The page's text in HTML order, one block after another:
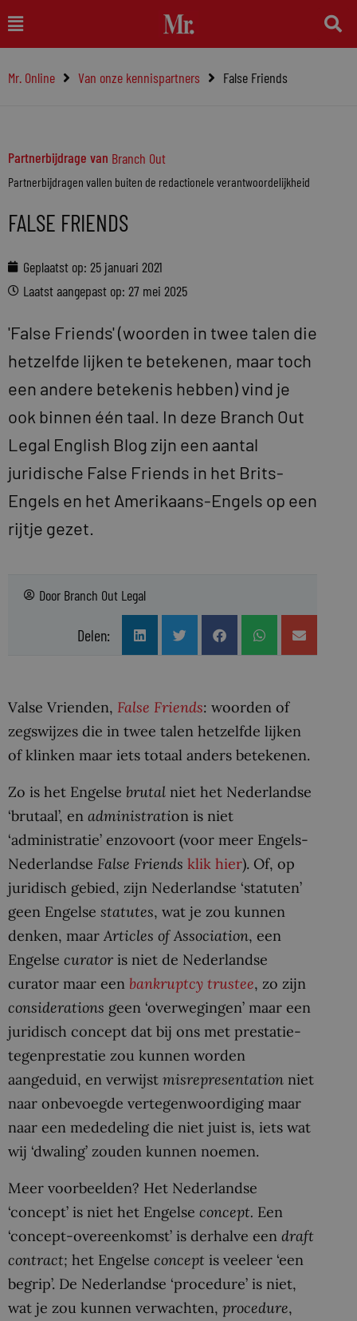
naar
inhoud
Main
Menu
Mr. Online Van onze kennispartners False Friends
Partnerbijdrage van Branch Out
Partnerbijdragen vallen buiten de redactionele verantwoordelijkheid
FALSE FRIENDS
Geplaatst op: 25 januari 2021
Laatst aangepast op: 27 mei 2025
'False Friends' (woorden in twee talen die
hetzelfde lijken te betekenen, maar toch
een andere betekenis hebben) vind je
ook binnen één taal. In deze Branch Out
Legal English Blog zijn een aantal
juridische False Friends in het Brits-
Engels en het Amerikaans-Engels op een
rijtje gezet.
Door Branch Out Legal
Delen:
Valse Vrienden, False Friends: woorden of
zegswijzes die in twee talen hetzelfde lijken
of klinken maar iets totaal anders betekenen.
Zo is het Engelse brutal niet het Nederlandse
‘brutaal’, en administration is niet
‘administratie’ enzovoort (voor meer Engels-
Nederlandse False Friends klik hier). Of, op
juridisch gebied, zijn Nederlandse ‘statuten’
geen Engelse statutes, wat je zou kunnen
denken, maar Articles of Association, een
Engelse curator is niet de Nederlandse
curator maar een bankruptcy trustee, zo zijn
considerations geen ‘overwegingen’ maar een
juridisch concept dat bij ons met prestatie-
tegenprestatie zou kunnen worden
aangeduid, en verwijst misrepresentation niet
naar onbevoegde vertegenwoordiging maar
naar een mededeling die niet juist is, iets wat
wij ‘dwaling’ zouden kunnen noemen.
Meer voorbeelden? Het Nederlandse
‘concept’ is niet het Engelse concept. Een
‘concept-overeenkomst’ is derhalve een draft
contract; het Engelse concept is veeleer ‘een
begrip’. De Nederlandse ‘procedure’ is niet,
wat je zou kunnen verwachten, procedure,